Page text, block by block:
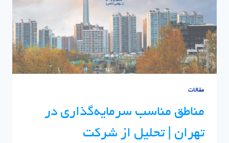
مقالات
مناطق مناسب سرمایه‌گذاری در
تهران | تحلیل از شرکت